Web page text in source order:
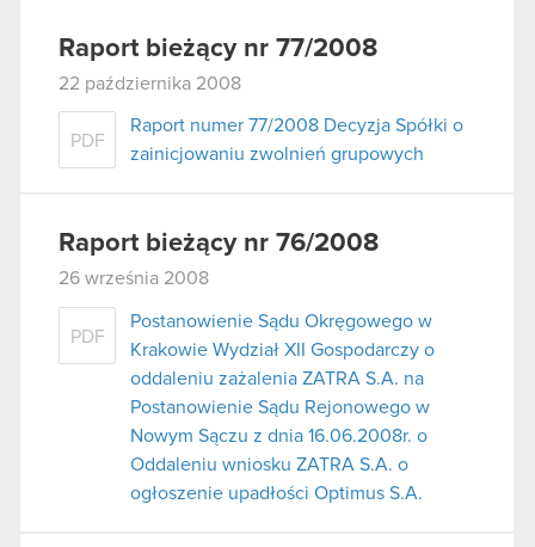
Raport bieżący nr 77/2008
22 października 2008
PDF
Raport numer 77/2008 Decyzja Spółki o
zainicjowaniu zwolnień grupowych
Raport bieżący nr 76/2008
26 września 2008
PDF
Postanowienie Sądu Okręgowego w
Krakowie Wydział XII Gospodarczy o
oddaleniu zażalenia ZATRA S.A. na
Postanowienie Sądu Rejonowego w
Nowym Sączu z dnia 16.06.2008r. o
Oddaleniu wniosku ZATRA S.A. o
ogłoszenie upadłości Optimus S.A.